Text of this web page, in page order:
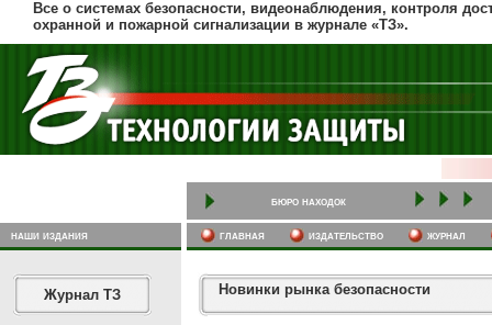
Все о системах безопасности, видеонаблюдения, контроля
охранной и пожарной сигнализации в журнале «ТЗ».
бюро находок
наши издания главная издательство журнал
Журнал ТЗ Новинки рынка безопасности